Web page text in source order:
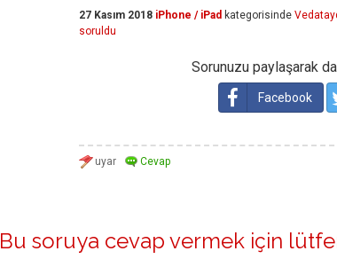
27 Kasım 2018 iPhone / iPad kategorisinde
soruldu
Sorunuzu paylaşarak
Facebook
Bu soruya cevap vermek için